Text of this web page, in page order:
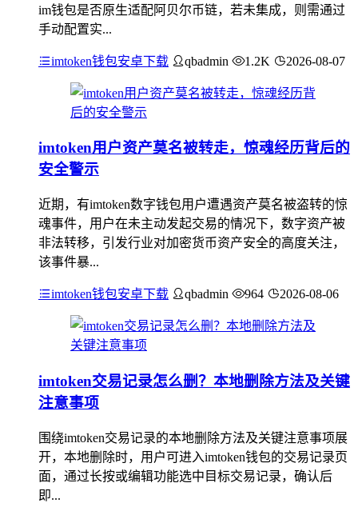
im钱包是否原生适配阿贝尔币链，若未集成，则需通过
手动配置实...
imtoken钱包安卓下载 qbadmin 1.2K 2026-08-07
imtoken用户资产莫名被转走，惊魂经历背后的
安全警示
近期，有imtoken数字钱包用户遭遇资产莫名被盗转的惊
魂事件，用户在未主动发起交易的情况下，数字资产被
非法转移，引发行业对加密货币资产安全的高度关注，
该事件暴...
imtoken钱包安卓下载 qbadmin 964 2026-08-06
imtoken交易记录怎么删？本地删除方法及关键
注意事项
围绕imtoken交易记录的本地删除方法及关键注意事项展
开，本地删除时，用户可进入imtoken钱包的交易记录页
面，通过长按或编辑功能选中目标交易记录，确认后
即...